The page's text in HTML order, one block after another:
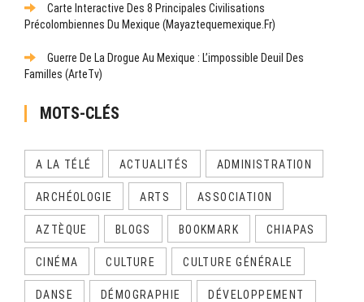
Carte Interactive Des 8 Principales Civilisations
Précolombiennes Du Mexique (mayaztequemexique.fr)
Guerre De La Drogue Au Mexique : L’impossible Deuil Des
Familles (ArteTv)
MOTS-CLÉS
A LA TÉLÉ ACTUALITÉS ADMINISTRATION
ARCHÉOLOGIE ARTS ASSOCIATION
AZTÈQUE BLOGS BOOKMARK CHIAPAS
CINÉMA CULTURE CULTURE GÉNÉRALE
DANSE DÉMOGRAPHIE DÉVELOPPEMENT